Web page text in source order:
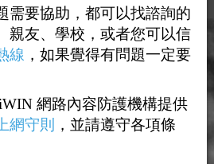
需要協助，都可以找諮詢的
親友、學校，或者您可以信
線 ，如果覺得有問題一定要
網路內容防護機構提供
網守則
，並請遵守各項條